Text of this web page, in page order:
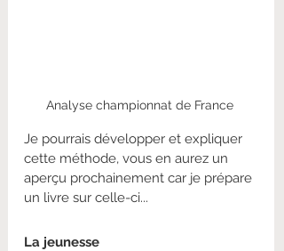
Analyse championnat de France
Je pourrais développer et expliquer
cette méthode, vous en aurez un
aperçu prochainement car je prépare
un livre sur celle-ci...
La jeunesse